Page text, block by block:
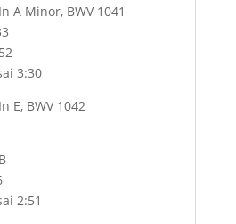
A Minor, BWV 1041
3:30
E, BWV 1042
2:51